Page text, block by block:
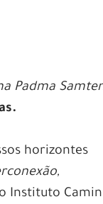
Padma
horizontes
Instituto